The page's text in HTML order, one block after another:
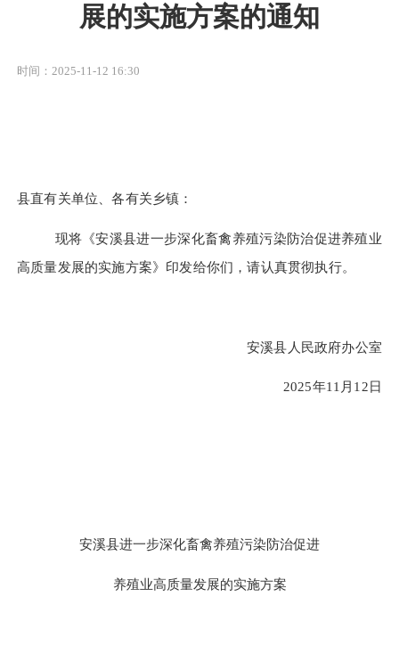
展的实施方案的通知
时间：2025-11-12 16:30
县直有关单位 、各有关乡镇：
现将《安溪县进一步深化畜禽养殖污染防治促进养殖业
高质量发展的实施方案》印发给你们，请认真贯彻执行。
安溪县人民政府办公室
2025年11月12日
安溪县进一步深化畜禽养殖污染防治促进
养殖业高质量发展的实施方案